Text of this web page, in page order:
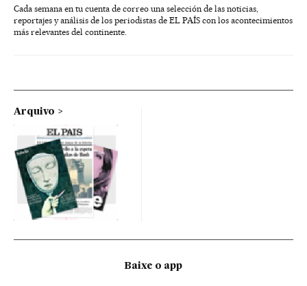
Cada semana en tu cuenta de correo una selección de las noticias,
reportajes y análisis de los periodistas de EL PAÍS con los acontecimientos
más relevantes del continente.
Arquivo
Baixe o app